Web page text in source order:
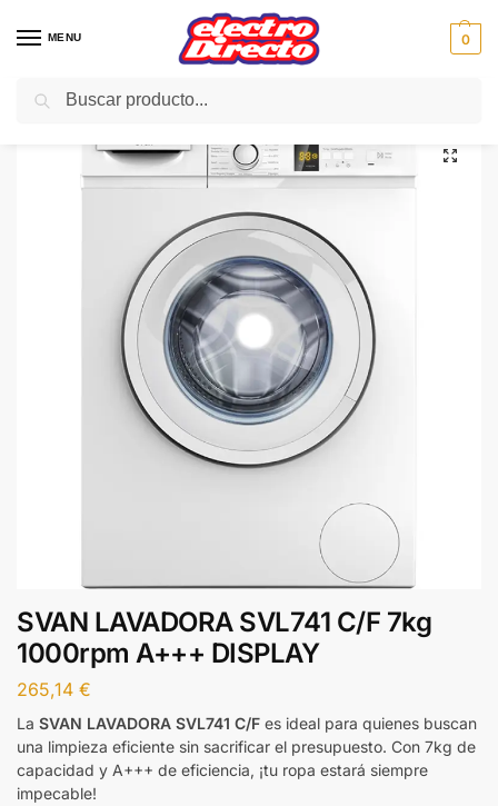
MENU 0
Inicio Gama blanca Lavadoras
SVAN LAVADORA SVL741 C/F 7kg
1000rpm A+++ DISPLAY
265,14 €
La SVAN LAVADORA SVL741 C/F es ideal para quienes buscan
una limpieza eficiente sin sacrificar el presupuesto. Con 7kg de
capacidad y A+++ de eficiencia, ¡tu ropa estará siempre
impecable!